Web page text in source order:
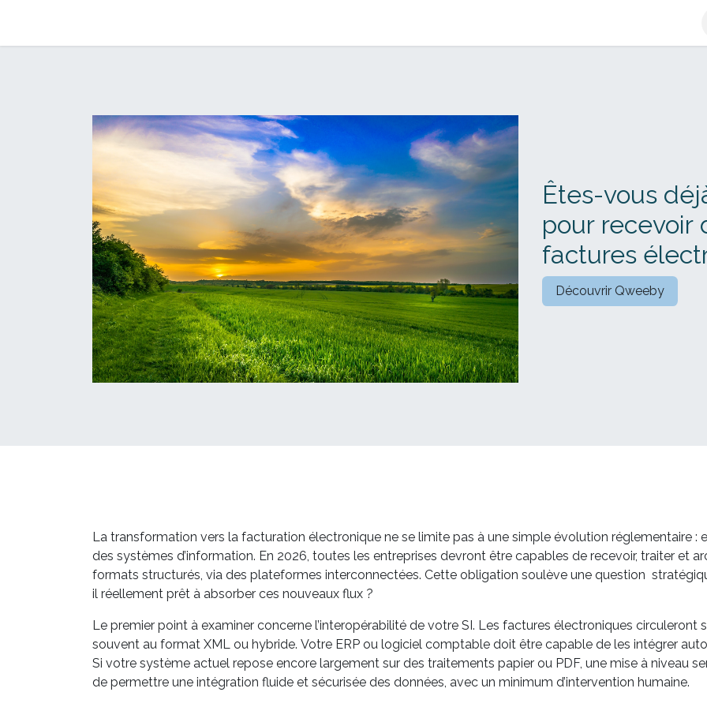
Êtes-vous
pour recevoir
factures
Découvrir Qweeby
La transformation vers la facturation électronique ne se limite pas à une simple évolution réglementaire
des systèmes d’information. En 2026, toutes les entreprises devront être capables de recevoir, traiter et
formats structurés, via des plateformes interconnectées. Cette obligation soulève une question
il réellement prêt à absorber ces nouveaux flux ?
Le premier point à examiner concerne l’interopérabilité de votre SI. Les factures électroniques
souvent au format XML ou hybride. Votre ERP ou logiciel comptable doit être capable de les intégrer
Si votre système actuel repose encore largement sur des traitements papier ou PDF, une mise à niveau
de permettre une intégration fluide et sécurisée des données, avec un minimum d’intervention humaine.